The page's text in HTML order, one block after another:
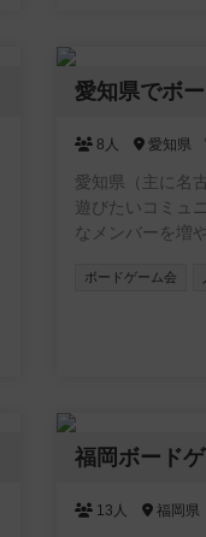
く、初参加の方でも馴
数＞ 第1回：13名
ントの詳細はこ
愛知県でボ
8人 愛知県
愛知県（主に名
遊びたいコミュ
なメンバーを増
ボードゲーム会
福岡ボード
13人 福岡県